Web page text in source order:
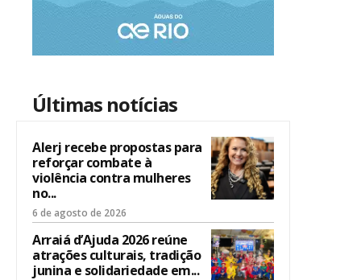
Últimas notícias
Alerj recebe propostas para
reforçar combate à
violência contra mulheres
no...
6 de agosto de 2026
Arraiá d’Ajuda 2026 reúne
atrações culturais, tradição
junina e solidariedade em...